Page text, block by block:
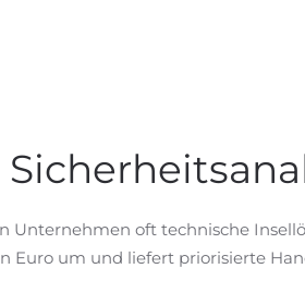
Unternehmen oft technische
Euro um und liefert priorisierte